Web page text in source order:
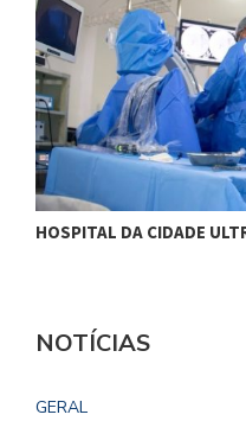
HOSPITAL DA CIDADE
NOTÍCIAS
GERAL